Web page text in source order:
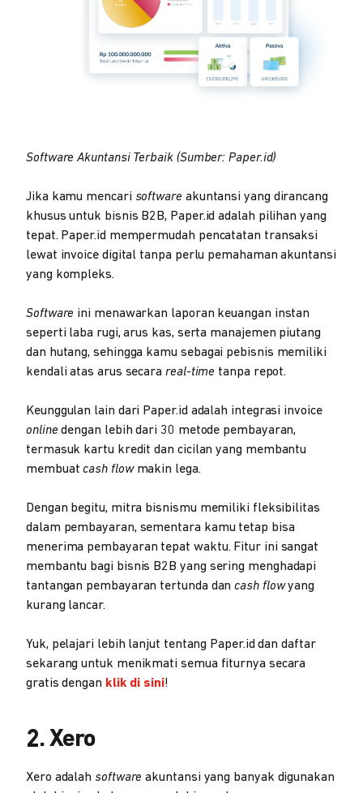
Software Akuntansi Terbaik (Sumber: Paper.id)
Jika kamu mencari software akuntansi yang dirancang
khusus untuk bisnis B2B, Paper.id adalah pilihan yang
tepat. Paper.id mempermudah pencatatan transaksi
lewat invoice digital tanpa perlu pemahaman akuntansi
yang kompleks.
Software ini menawarkan laporan keuangan instan
seperti laba rugi, arus kas, serta manajemen piutang
dan hutang, sehingga kamu sebagai pebisnis memiliki
kendali atas arus secara real-time tanpa repot.
Keunggulan lain dari Paper.id adalah integrasi invoice
onlinedengan lebih dari 30 metode pembayaran,
termasuk kartu kredit dan cicilan yang membantu
membuatcash flow makin lega.
Dengan begitu, mitra bisnismu memiliki fleksibilitas
dalam pembayaran, sementara kamu tetap bisa
menerima pembayaran tepat waktu. Fitur ini sangat
membantu bagi bisnis B2B yang sering menghadapi
tantangan pembayaran tertunda dancash flowyang
kurang lancar.
Yuk, pelajari lebih lanjut tentang Paper.id dan daftar
sekarang untuk menikmati semua fiturnya secara
gratis dengan klik di sini!
2. Xero
Xero adalah softwareakuntansi yang banyak digunakan